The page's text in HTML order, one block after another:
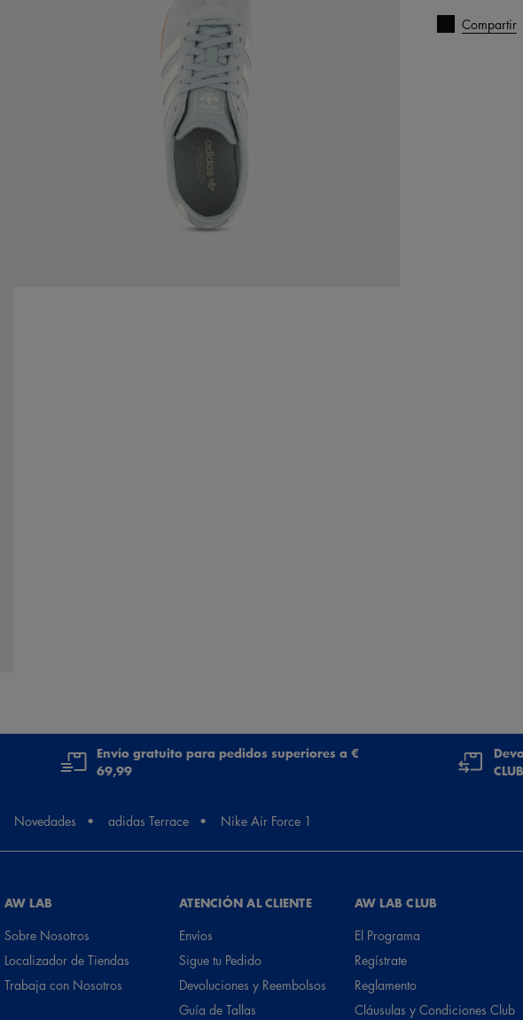
Compartir
Envío gratuito para pedidos superiores a €
69,99
CLUB
Novedades adidas Terrace Nike Air Force 1
AW LAB
Sobre Nosotros
Localizador de Tiendas
Trabaja con Nosotros
ATENCIÓN AL CLIENTE
Envíos
Sigue tu Pedido
Devoluciones y Reembolsos
Guía de Tallas
AW LAB CLUB
El Programa
Regístrate
Reglamento
Cláusulas y Condiciones Club